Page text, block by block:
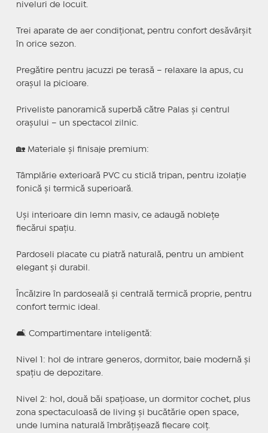
niveluri de locuit.
Trei aparate de aer condiționat, pentru confort desăvârșit
în orice sezon.
Pregătire pentru jacuzzi pe terasă – relaxare la apus, cu
orașul la picioare.
Priveliste panoramică superbă către Palas și centrul
orașului – un spectacol zilnic.
🏡 Materiale și finisaje premium:
Tâmplărie exterioară PVC cu sticlă tripan, pentru izolație
fonică și termică superioară.
Uși interioare din lemn masiv, ce adaugă noblețe
fiecărui spațiu.
Pardoseli placate cu piatră naturală, pentru un ambient
elegant și durabil.
Încălzire în pardoseală și centrală termică proprie, pentru
confort termic ideal.
🛋️ Compartimentare inteligentă:
Nivel 1: hol de intrare generos, dormitor, baie modernă și
spațiu de depozitare.
Nivel 2: hol, două băi spațioase, un dormitor cochet, plus
zona spectaculoasă de living și bucătărie open space,
unde lumina naturală îmbrățișează fiecare colț.